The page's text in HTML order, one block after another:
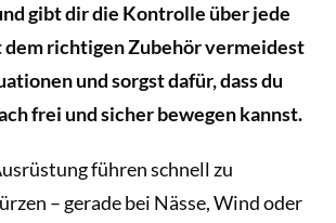
gibt dir die Kontrolle über jede
dem richtigen Zubehör vermeidest
und sorgst dafür, dass du
frei und sicher bewegen kannst.
führen schnell zu
– gerade bei Nässe, Wind oder